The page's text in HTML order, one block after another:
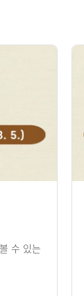
수 있는